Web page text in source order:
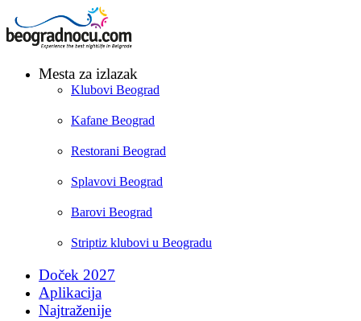
Mesta za izlazak
Klubovi Beograd
Kafane Beograd
Restorani Beograd
Splavovi Beograd
Barovi Beograd
Striptiz klubovi u Beogradu
Doček 2027
Aplikacija
Najtraženije